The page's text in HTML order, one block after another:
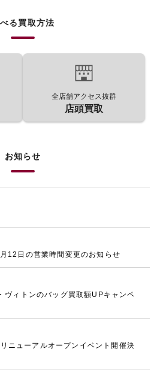
る買取方法
全店舗アクセス抜群
店頭買取
お知らせ
12日の営業時間変更のお知らせ
ヴィトンのバッグ買取額UPキャンペ
ニューアルオープンイベント開催決